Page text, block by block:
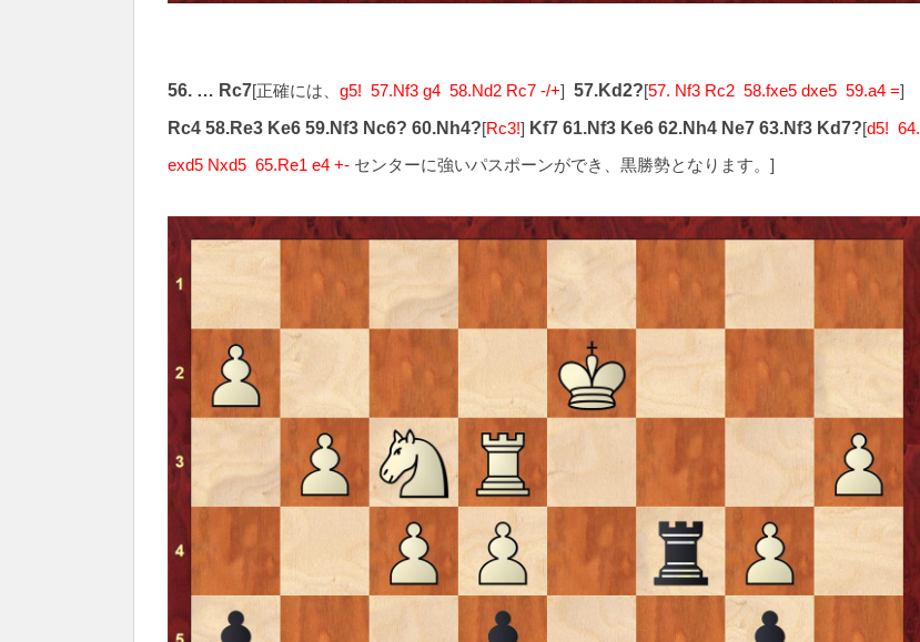
56. … Rc7[正確には、 g5! 57.Nf3 g4 58.Nd2 Rc7 -/+] 57.Kd2?[57. Nf3 Rc2 58.fxe5 dxe5 59.a4 =]
Rc4 58.Re3 Ke6 59.Nf3 Nc6? 60.Nh4?[Rc3!] Kf7 61.Nf3 Ke6 62.Nh4 Ne7 63.Nf3 Kd7?[d5! 64.
exd5 Nxd5 65.Re1 e4 +- センターに強いパスポーンができ、黒勝勢となります。]